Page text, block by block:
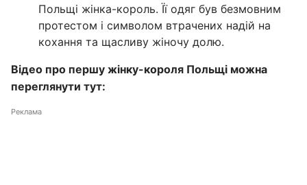
Польщі жінка-король. Її одяг був безмовним
протестом і символом втрачених надій на
кохання та щасливу жіночу долю.
Відео про першу жінку-короля Польщі можна
переглянути тут:
Реклама